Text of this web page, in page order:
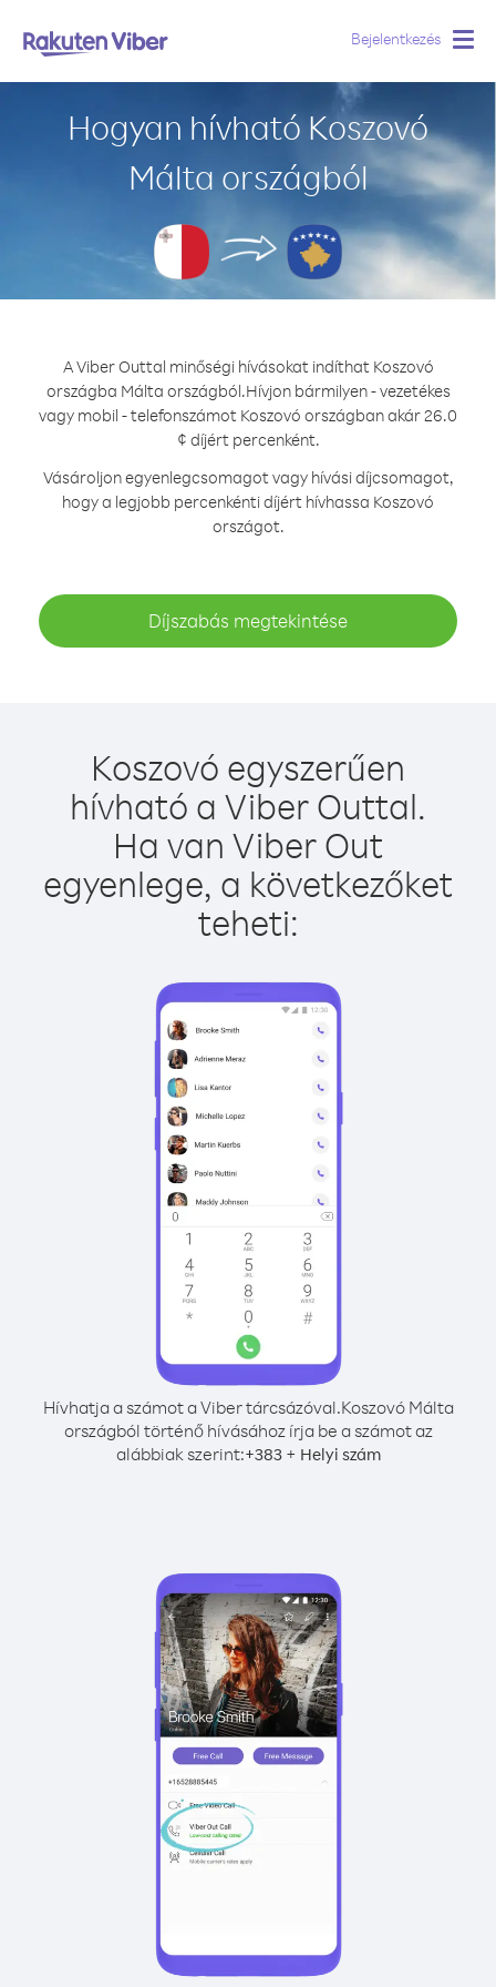
Bejelentkezés
Hogyan hívható Koszovó
Málta országból
A Viber Outtal minőségi hívásokat indíthat Koszovó
országba Málta országból.Hívjon bármilyen - vezetékes
vagy mobil - telefonszámot Koszovó országban akár 26.0
¢ díjért percenként.
Vásároljon egyenlegcsomagot vagy hívási díjcsomagot,
hogy a legjobb percenkénti díjért hívhassa Koszovó
országot.
Díjszabás megtekintése
Koszovó egyszerűen
hívható a Viber Outtal.
Ha van Viber Out
egyenlege, a következőket
teheti:
Hívhatja a számot a Viber tárcsázóval.Koszovó Málta
országból történő hívásához írja be a számot az
alábbiak szerint:+383+ Helyi szám